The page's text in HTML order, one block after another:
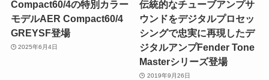
Compact60/4の特別カラー
モデルAER Compact60/4
GREYSF登場
2025年6月4日
伝統的なチューブアンプサ
ウンドをデジタルプロセッ
シングで忠実に再現したデ
ジタルアンプFender Tone
Masterシリーズ登場
2019年9月26日